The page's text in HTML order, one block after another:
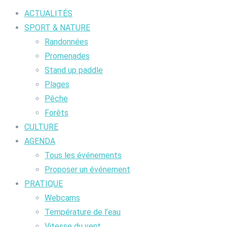
ACTUALITÉS
SPORT & NATURE
Randonnées
Promenades
Stand up paddle
Plages
Pêche
Forêts
CULTURE
AGENDA
Tous les événements
Proposer un événement
PRATIQUE
Webcams
Température de l’eau